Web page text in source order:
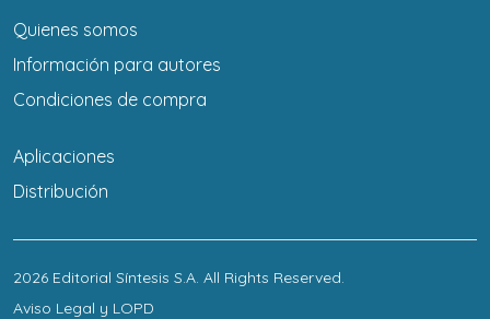
Quienes somos
Información para autores
Condiciones de compra
Aplicaciones
Distribución
2026 Editorial Síntesis S.A. All Rights Reserved.
Aviso Legal y LOPD